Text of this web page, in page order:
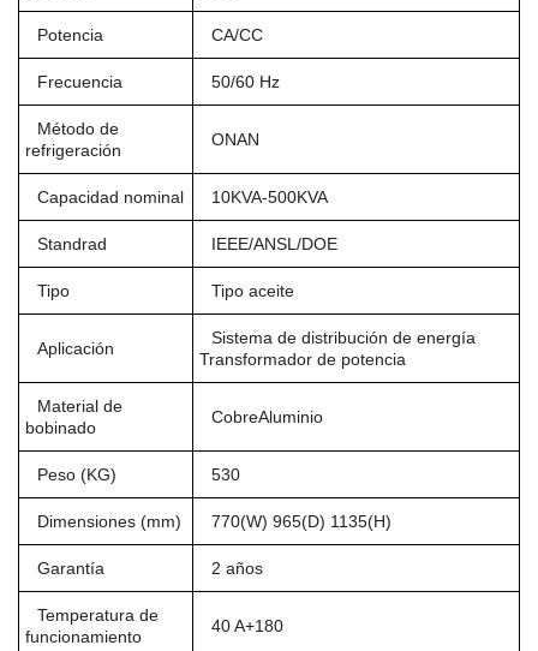
Potencia CA/CC
Frecuencia 50/60 Hz
Método de
refrigeración
ONAN
Capacidad nominal 10KVA-500KVA
Standrad IEEE/ANSL/DOE
Tipo Tipo aceite
Aplicación
Sistema de distribución de energía
Transformador de potencia
Material de
bobinado
CobreAluminio
Peso (KG) 530
Dimensiones (mm) 770(W) 965(D) 1135(H)
Garantía 2 años
Temperatura de
funcionamiento
40 A+180